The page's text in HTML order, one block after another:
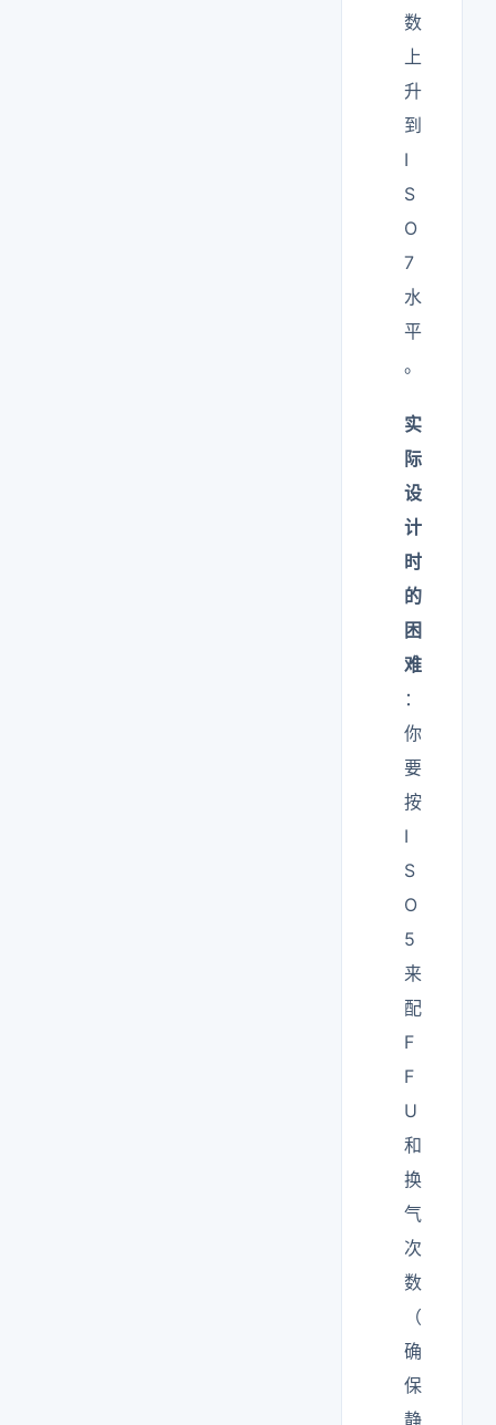
数
上
升
到
I
S
O
7
水
平
。
实
际
设
计
时
的
困
难
：
你
要
按
I
S
O
5
来
配
F
F
U
和
换
气
次
数
（
确
保
静